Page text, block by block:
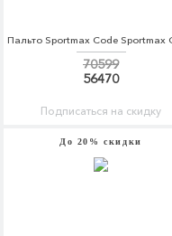
70599
56470
Подписаться на скидку
До 20% скидки